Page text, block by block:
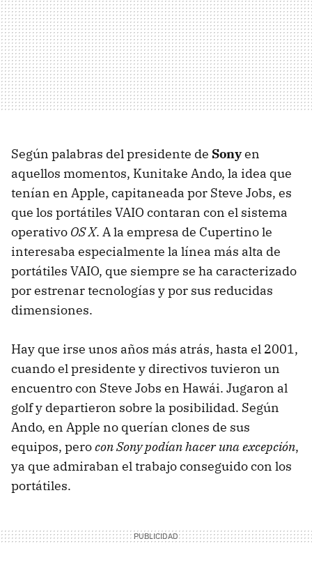
Según palabras del presidente de Sonyen
aquellos momentos, Kunitake Ando, la idea que
tenían en Apple, capitaneada por Steve Jobs, es
que los portátiles VAIO contaran con el sistema
operativo OS X. A la empresa de Cupertino le
interesaba especialmente la línea más alta de
portátiles VAIO, que siempre se ha caracterizado
por estrenar tecnologías y por sus reducidas
dimensiones.
Hay que irse unos años más atrás, hasta el 2001,
cuando el presidente y directivos tuvieron un
encuentro con Steve Jobs en Hawái. Jugaron al
golf y departieron sobre la posibilidad. Según
Ando, en Apple no querían clones de sus
equipos, perocon Sony podían hacer una excepción,
ya que admiraban el trabajo conseguido con los
portátiles.